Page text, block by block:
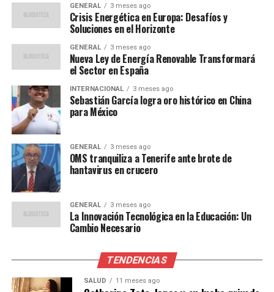
Para Maduro, la comunidad internacional y la ONU no
pueden permitir que “en pleno siglo XXI, resurjan
políticas de fuerza que pongan en riesgo la paz y la
seguridad internacionales”.
Reacciones y contexto
internacional
El embajador venezolano ante la ONU, Samuel Moncada,
se reunió con Guterres para trasladarle la preocupación
de Caracas sobre el despliegue militar estadounidense
cerca de sus aguas territoriales y pedirle un
pronunciamiento público al respecto.
Por su parte, la Casa Blanca ha defendido su iniciativa
apoyo de varios países latinoamericanos y que su
objetivo es combatir el flujo de drogas hacia Estados
Unidos. “El régimen de Maduro no es el Gobierno
GENERAL 3 meses ago
Crisis Energética en Europa: Desafíos y
Soluciones en el Horizonte
GENERAL 3 meses ago
Nueva Ley de Energía Renovable Transformará
el Sector en España
INTERNACIONAL 3 meses ago
Sebastián García logra oro histórico en China
para México
GENERAL 3 meses ago
OMS tranquiliza a Tenerife ante brote de
hantavirus en crucero
GENERAL 3 meses ago
La Innovación Tecnológica en la Educación: Un
Cambio Necesario
TENDENCIAS
SALUD 11 meses ago